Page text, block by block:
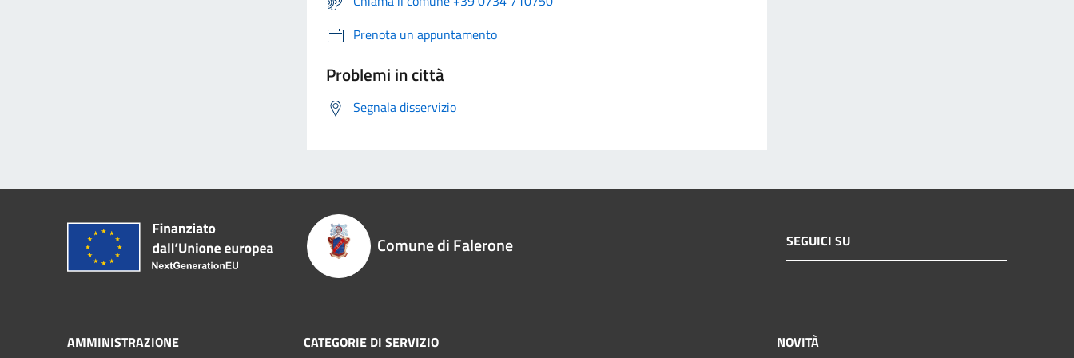
Prenota un appuntamento
Problemi in città
Segnala disservizio
Comune di Falerone SEGUICI SU
AMMINISTRAZIONE CATEGORIE DI SERVIZIO NOVITÀ